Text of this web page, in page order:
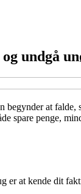
undgå
begynder at
spare penge,
at kende dit